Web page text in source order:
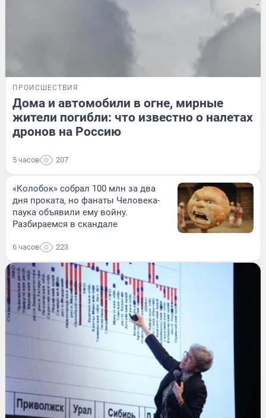
ПРОИСШЕСТВИЯ
Дома и автомобили в огне, мирные
жители погибли: что известно о налетах
дронов на Россию
5 часов 207
«Колобок» собрал 100 млн за два
дня проката, но фанаты Человека-
паука объявили ему войну.
Разбираемся в скандале
6 часов 223